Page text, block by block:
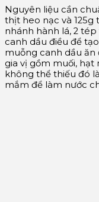
Nguyên liệu cần
thịt heo nạc và 125g
nhánh hành lá, 2
canh dầu điều để
muỗng canh dầu ăn
gia vị gồm muối, hạt
không thể thiếu đó
mắm để làm nước